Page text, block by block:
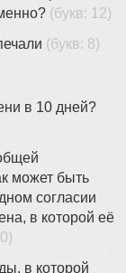
(букв: 12)
(букв: 8)
в 10 дней?
может быть
согласии
в которой её
в которой